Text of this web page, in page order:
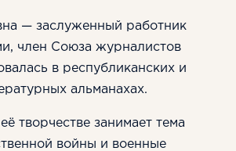
— заслуженный работник
член Союза журналистов
в республиканских и
альманахах.
творчестве занимает тема
войны и военные